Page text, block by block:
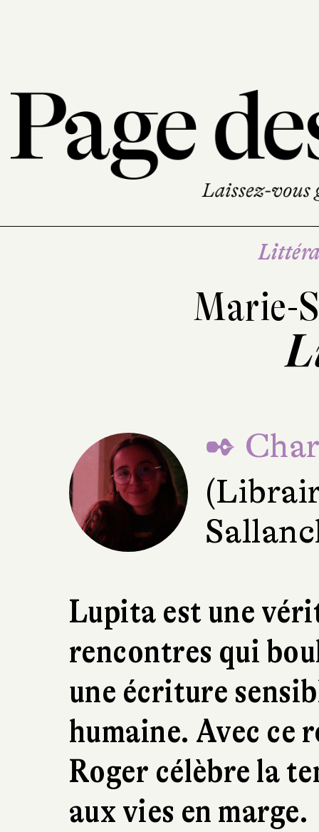
Marie-
✒
Lupita est une
rencontres qui
une écriture
humaine. Avec ce
Roger célèbre la
aux vies en marge.